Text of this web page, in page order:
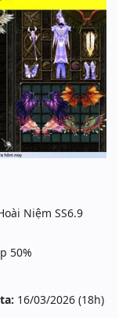
Niệm SS6.9
50%
16/03/2026 (18h)